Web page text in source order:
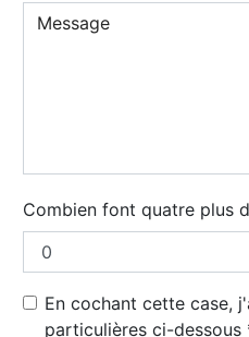
Combien font quatre plus
En cochant cette case,
particulières ci-dessous